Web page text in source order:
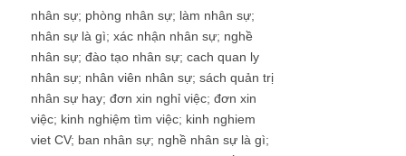
nhân sự; phòng nhân sự; làm nhân sự;
nhân sự là gì; xác nhận nhân sự; nghề
nhân sự; đào tạo nhân sự; cach quan ly
nhân sự; nhân viên nhân sự; sách quản trị
nhân sự hay; đơn xin nghỉ việc; đơn xin
việc; kinh nghiệm tìm việc; kinh nghiem
viet CV; ban nhân sự; nghề nhân sự là gì;